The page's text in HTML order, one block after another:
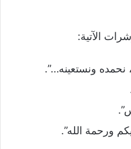
الآتية:
نحمده ونستعينه…”.
ورحمة الله”.